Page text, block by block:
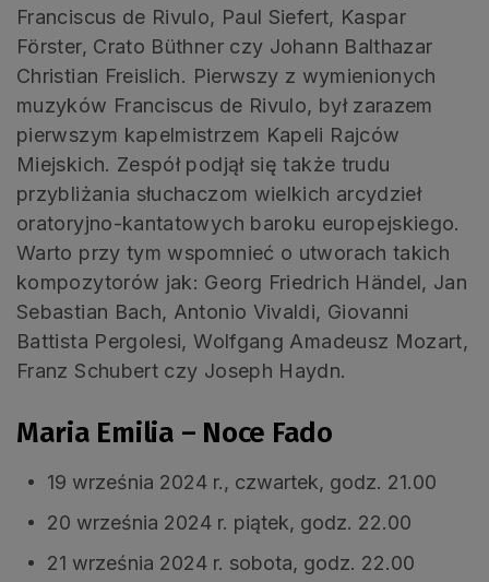
Franciscus de Rivulo, Paul Siefert, Kaspar
Förster, Crato Büthner czy Johann Balthazar
Christian Freislich. Pierwszy z wymienionych
muzyków Franciscus de Rivulo, był zarazem
pierwszym kapelmistrzem Kapeli Rajców
Miejskich. Zespół podjął się także trudu
przybliżania słuchaczom wielkich arcydzieł
oratoryjno-kantatowych baroku europejskiego.
Warto przy tym wspomnieć o utworach takich
kompozytorów jak: Georg Friedrich Händel, Jan
Sebastian Bach, Antonio Vivaldi, Giovanni
Battista Pergolesi, Wolfgang Amadeusz Mozart,
Franz Schubert czy Joseph Haydn.
Maria Emilia – Noce Fado
19 września 2024 r., czwartek, godz. 21.00
20 września 2024 r. piątek, godz. 22.00
21 września 2024 r. sobota, godz. 22.00